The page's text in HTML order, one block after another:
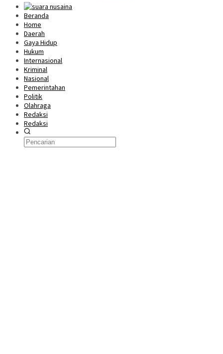
Beranda
Home
Daerah
Gaya Hidup
Hukum
Internasional
Kriminal
Nasional
Pemerintahan
Politik
Olahraga
Redaksi
Redaksi